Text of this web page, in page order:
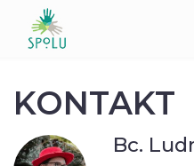
KONTAKT
Bc.